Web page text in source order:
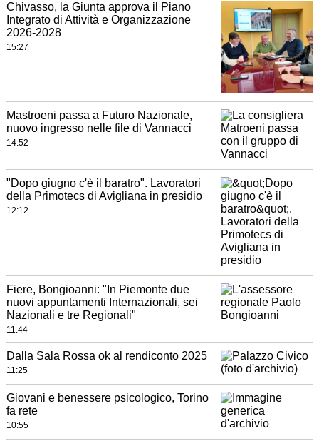
Chivasso, la Giunta approva il Piano
Integrato di Attività e Organizzazione
2026-2028
15:27
Mastroeni passa a Futuro Nazionale,
nuovo ingresso nelle file di Vannacci
14:52
"Dopo giugno c'è il baratro". Lavoratori
della Primotecs di Avigliana in presidio
12:12
Fiere, Bongioanni: "In Piemonte due
nuovi appuntamenti Internazionali, sei
Nazionali e tre Regionali"
11:44
Dalla Sala Rossa ok al rendiconto 2025
11:25
Giovani e benessere psicologico, Torino
fa rete
10:55